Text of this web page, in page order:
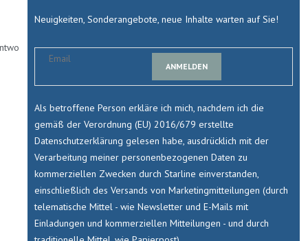
Neuigkeiten, Sonderangebote, neue Inhalte warten auf Sie!
ANMELDEN
Als betroffene Person erkläre ich mich, nachdem ich die
gemäß der Verordnung (EU) 2016/679 erstellte
Datenschutzerklärung gelesen habe, ausdrücklich mit der
Verarbeitung meiner personenbezogenen Daten zu
kommerziellen Zwecken durch Starline einverstanden,
einschließlich des Versands von Marketingmitteilungen (durch
telematische Mittel - wie Newsletter und E-Mails mit
Einladungen und kommerziellen Mitteilungen - und durch